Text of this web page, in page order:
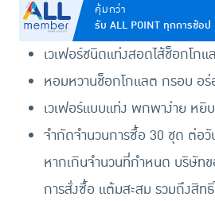
คุ้มกว่า
รับ ALL POINT ทุกการช้อป
เวเฟอร์ชนิดแท่งสอดไส้ช็อกโกแ
หอมหวานช็อกโกแลต กรอบ อ
เวเฟอร์แบบแท่ง พกพาง่าย หยิ
จำกัดจำนวนการซื้อ 30 ชุด ต่อ
หากเกินจำนวนที่กำหนด บริษัท
การสั่งซื้อ แต้มสะสม รวมถึงสิท